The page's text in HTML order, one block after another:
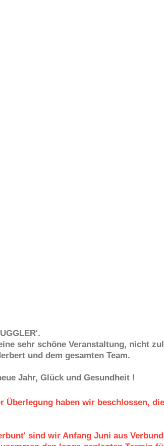
sehr schöne Veranstaltung, nicht
und dem gesamten Team.
Jahr, Glück und Gesundheit !
Überlegung haben wir beschlossen,
sind wir Anfang Juni aus